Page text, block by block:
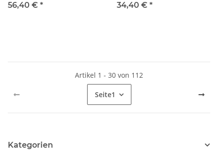
56,40 € *
34,40 € *
Artikel 1 - 30 von 112
Seite1
Kategorien